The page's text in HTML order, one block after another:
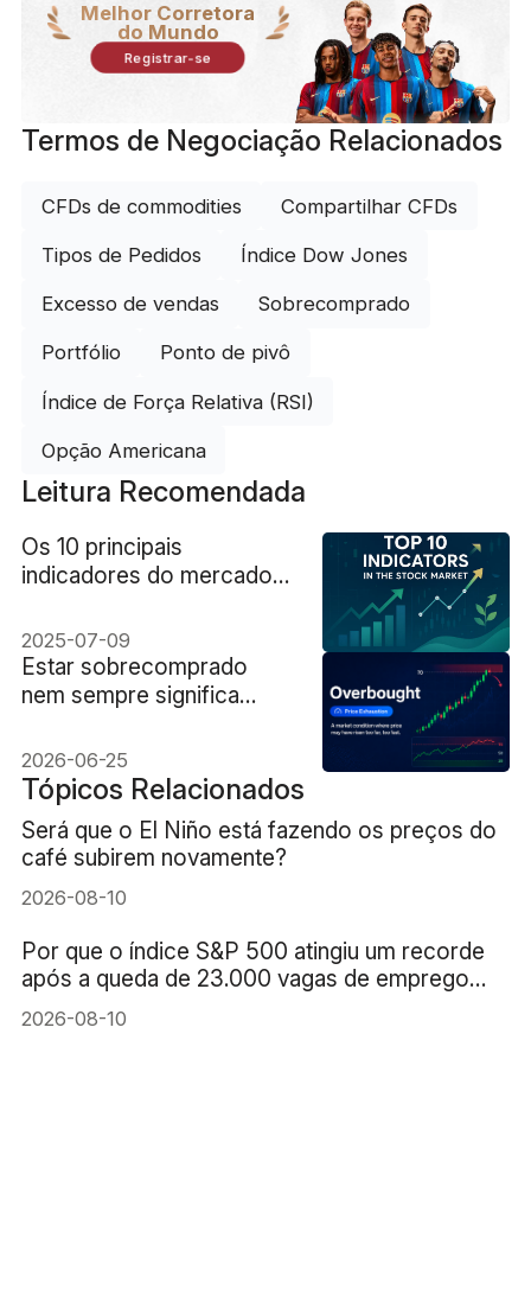
Melhor Corretora
do Mundo
Registrar-se
Termos de Negociação Relacionados
CFDs de commodities Compartilhar CFDs
Tipos de Pedidos Índice Dow Jones
Excesso de vendas Sobrecomprado
Portfólio Ponto de pivô
Índice de Força Relativa (RSI)
Opção Americana
Leitura Recomendada
Os 10 principais
indicadores do mercado
devem usar
2025-07-09
Estar sobrecomprado
nem sempre significa
iniciantes
2026-06-25
Tópicos Relacionados
Será que o El Niño está fazendo os preços do
café subirem novamente?
2026-08-10
Por que o índice S&P 500 atingiu um recorde
após a queda de 23.000 vagas de emprego
nos EUA?
2026-08-10